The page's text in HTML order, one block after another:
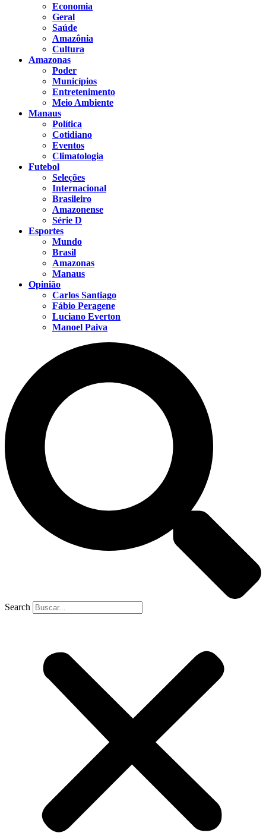
Economia
Geral
Saúde
Amazônia
Cultura
Amazonas
Poder
Municípios
Entretenimento
Meio Ambiente
Manaus
Política
Cotidiano
Eventos
Climatologia
Futebol
Seleções
Internacional
Brasileiro
Amazonense
Série D
Esportes
Mundo
Brasil
Amazonas
Manaus
Opinião
Carlos Santiago
Fábio Peragene
Luciano Everton
Manoel Paiva
Search